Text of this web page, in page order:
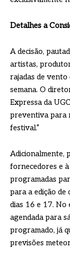
Detalhes a
A decisão,
artistas,
rajadas de vento
semana. O
Expressa da
preventiva para
festival.”
Adicionalmente,
fornecedores e
programadas
para a edição de
dias 16 e 17.
agendada para
programado, já
previsões